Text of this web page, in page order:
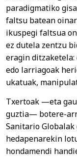
paradigmatiko
faltsu batean
ikuspegi faltsua
ez dutela zentzu
eragin
edo larriagoak
ukatuak,
Txertoak —eta
guztia— botere-
Sanitario
hedapenarekin
hondamendi